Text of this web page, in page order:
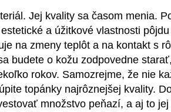
Jej kvality sa časom menia.
a úžitkové vlastnosti
na zmeny teplôt a na kontakt s
budete o kožu zodpovedne
rokov. Samozrejme, že nie
topánky najrôznejšej kvality.
množstvo peňazí, a aj to